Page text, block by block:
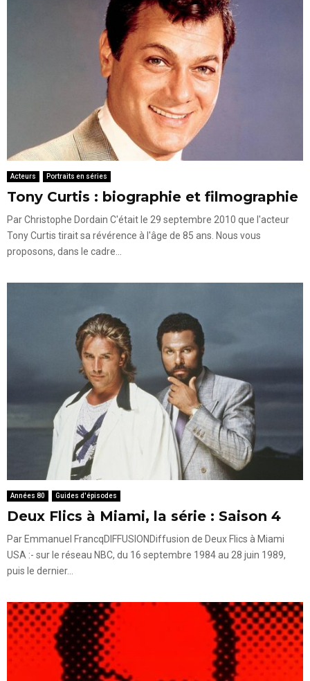
Acteurs Portraits en séries
Tony Curtis : biographie et filmographie
Par Christophe Dordain C'était le 29 septembre 2010 que l'acteur
Tony Curtis tirait sa révérence à l'âge de 85 ans. Nous vous
proposons, dans le cadre...
Années 80 Guides d'épisodes
Deux Flics à Miami, la série : Saison 4
Par Emmanuel FrancqDIFFUSIONDiffusion de Deux Flics à Miami
USA :- sur le réseau NBC, du 16 septembre 1984 au 28 juin 1989,
puis le dernier...